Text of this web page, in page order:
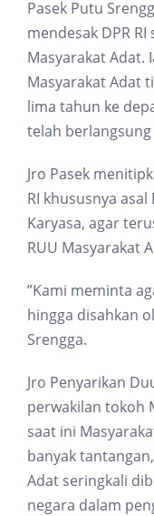
Pasek Putu
mendesak DPR
Masyarakat Adat.
Masyarakat Adat
lima tahun ke
telah
Jro Pasek
RI khususnya
Karyasa, agar
RUU Masyarakat
”Kami meminta
hingga disahkan
Srengga.
Jro Penyarikan
perwakilan tokoh
saat ini
banyak
Adat seringkali
negara dalam